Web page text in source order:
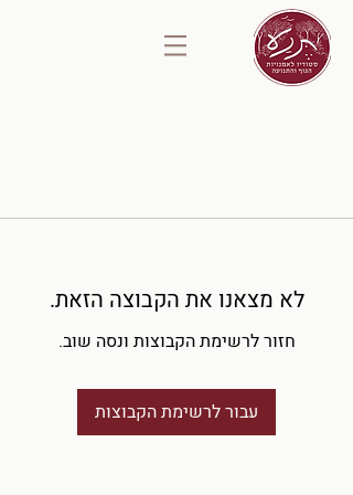
לא מצאנו את הקבוצה הזאת.
חזור לרשימת הקבוצות ונסה שוב.
עבור לרשימת הקבוצות